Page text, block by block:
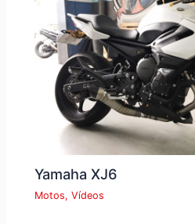
Yamaha XJ6
Motos,Vídeos